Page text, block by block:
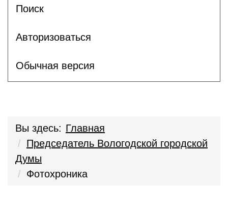
Поиск
Авторизоваться
Обычная версия
Вы здесь: Главная
Председатель Вологодской городской
Думы
Фотохроника